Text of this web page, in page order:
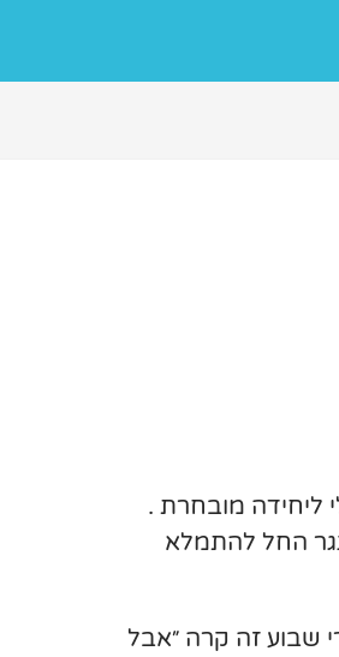
ליחידה מובחרת .
החל להתמלא
שבוע זה קרה ״אבל